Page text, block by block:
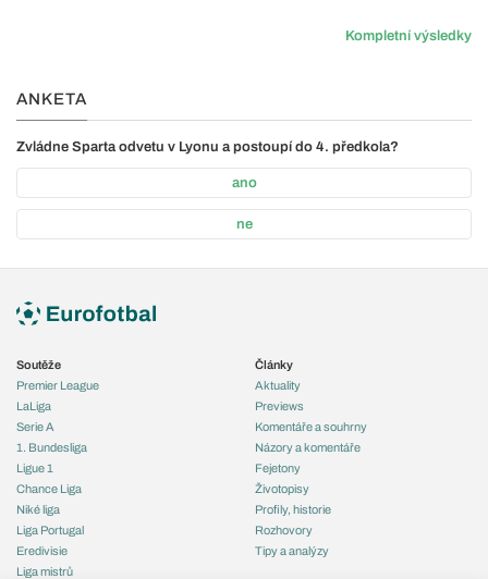
Kompletní výsledky
ANKETA
Zvládne Sparta odvetu v Lyonu a postoupí do 4. předkola?
ano
ne
Soutěže
Premier League
LaLiga
Serie A
1. Bundesliga
Ligue 1
Chance Liga
Niké liga
Liga Portugal
Eredivisie
Liga mistrů
Články
Aktuality
Previews
Komentáře a souhrny
Názory a komentáře
Fejetony
Životopisy
Profily, historie
Rozhovory
Tipy a analýzy